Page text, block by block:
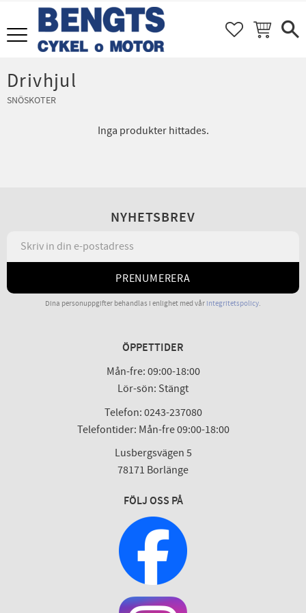
Meny FAVORITER
KUNDVAGN
Drivhjul
SNÖSKOTER
Inga produkter hittades.
NYHETSBREV
PRENUMERERA
Dina personuppgifter behandlas i enlighet med vår integritetspolicy.
ÖPPETTIDER
Mån-fre: 09:00-18:00
Lör-sön: Stängt
Telefon: 0243-237080
Telefontider: Mån-fre 09:00-18:00
Lusbergsvägen 5
78171 Borlänge
FÖLJ OSS PÅ